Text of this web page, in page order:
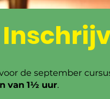
de september
van 1½ uur.